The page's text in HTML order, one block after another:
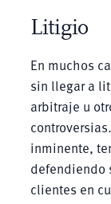
Litigio
En muchos
sin llegar a
arbitraje u
inminente,
defendiendo
clientes en